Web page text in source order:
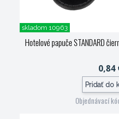
skladom 10963
Hotelové papuče STANDARD
0,84
Pridať do
Objednávací